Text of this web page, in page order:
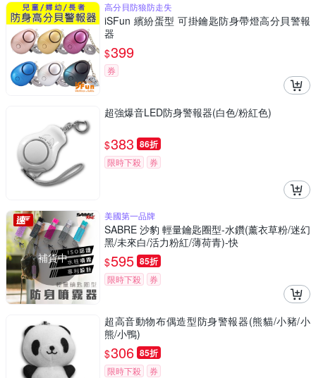
高分貝防狼防走失
iSFun 繽紛蛋型 可掛鑰匙防身帶燈高分貝警報
器
$399
券
超強爆音LED防身警報器(白色/粉紅色)
$383 86折
限時下殺 券
補貨中
美國第一品牌
SABRE 沙豹 輕量鑰匙圈型-水鑽(薰衣草粉/迷幻
黑/未來白/活力粉紅/薄荷青)-快
$595 85折
限時下殺 券
超高音動物布偶造型防身警報器(熊貓/小豬/小
熊/小鴨)
$306 85折
限時下殺 券